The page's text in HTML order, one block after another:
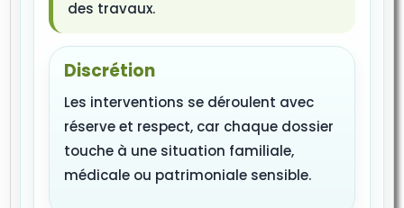
des travaux.
Discrétion
Les interventions se déroulent avec
réserve et respect, car chaque dossier
touche à une situation familiale,
médicale ou patrimoniale sensible.